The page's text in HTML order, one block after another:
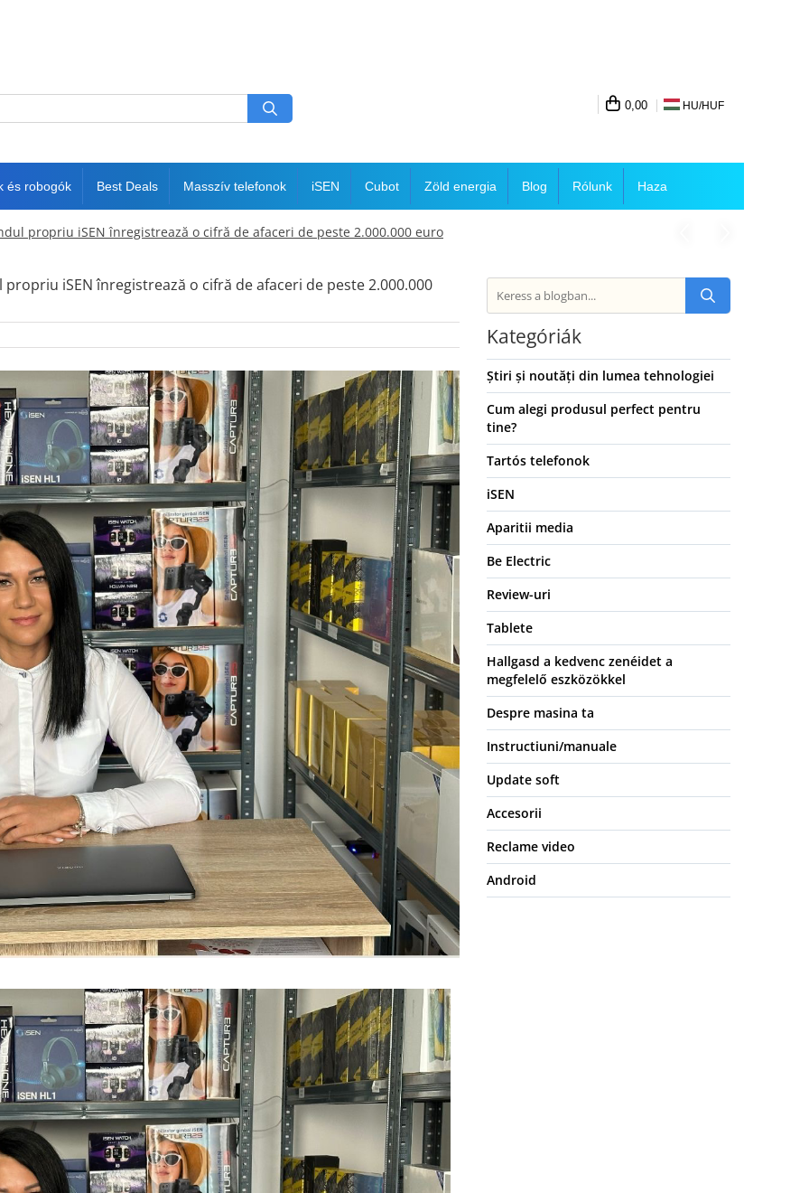
0,00 HU/HUF
és robogók Best Deals Masszív telefonok iSEN Cubot Zöld energia Blog Rólunk Haza
propriu iSEN înregistrează o cifră de afaceri de peste 2.000.000 euro
iSEN înregistrează o cifră de afaceri de peste 2.000.000
Kategóriák
Știri și noutăți din lumea tehnologiei
Cum alegi produsul perfect pentru
tine?
Tartós telefonok
iSEN
Aparitii media
Be Electric
Review-uri
Tablete
Hallgasd a kedvenc zenéidet a
megfelelő eszközökkel
Despre masina ta
Instructiuni/manuale
Update soft
Accesorii
Reclame video
Android